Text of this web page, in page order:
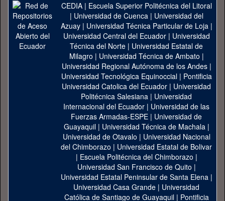
CEDIA| Escuela Superior Politécnica del Litoral
| Universidad de Cuenca| Universidad del
Azuay| Universidad Técnica Particular de Loja|
Universidad Central del Ecuador| Universidad
Técnica del Norte | Universidad Estatal de
Milagro | Universidad Técnica de Ambato |
Universidad Regional Autónoma de los Andes|
Universidad Tecnológica Equinoccial| Pontificia
Universidad Catolica del Ecuador | Universidad
Politécnica Salesiana | Universidad
Internacional del Ecuador | Universidad de las
Fuerzas Armadas-ESPE | Universidad de
Guayaquil| Universidad Técnica de Machala|
Universidad de Otavalo | Universidad Nacional
del Chimborazo | Universidad Estatal de Bolivar
| Escuela Politécnica del Chimborazo |
Universidad San Francisco de Quito |
Universidad Estatal Peninsular de Santa Elena|
Universidad Casa Grande | Universidad
Católica de Santiago de Guayaquil| Pontificia